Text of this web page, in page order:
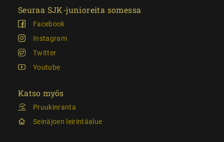
Seuraa SJK-junioreita somessa
Facebook
Instagram
Twitter
Youtube
Katso myös
Pruukinranta
Seinäjoen leirintäalue